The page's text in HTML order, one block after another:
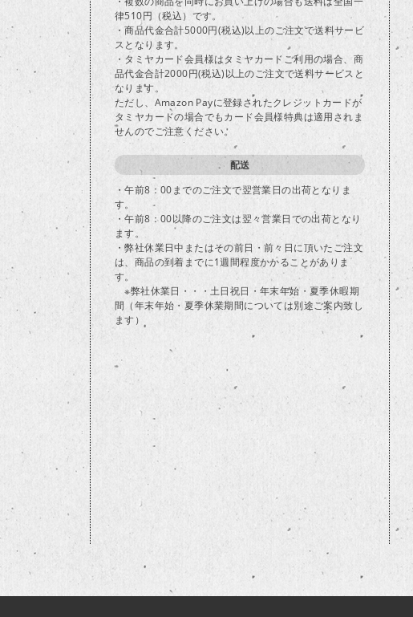
律510円（税込）です。
・商品代金合計5000円(税込)以上のご注文で送料サービ
スとなります。
・タミヤカード会員様はタミヤカードご利用の場合、商
品代金合計2000円(税込)以上のご注文で送料サービスと
なります。
ただし、Amazon Payに登録されたクレジットカードが
タミヤカードの場合でもカード会員様特典は適用されま
せんのでご注意ください。
配送
・午前8：00までのご注文で翌営業日の出荷となりま
す。
・午前8：00以降のご注文は翌々営業日での出荷となり
ます。
・弊社休業日中またはその前日・前々日に頂いたご注文
は、商品の到着までに1週間程度かかることがありま
す。
※弊社休業日・・・土日祝日・年末年始・夏季休暇期
間（年末年始・夏季休業期間については別途ご案内致し
ます）